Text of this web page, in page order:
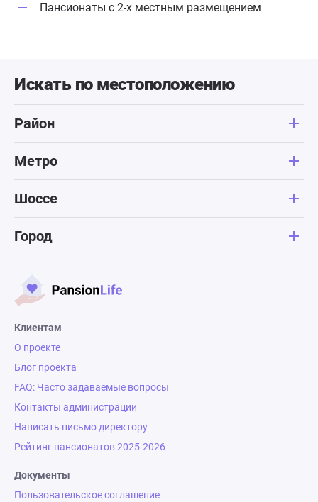
Пансионаты с 2-х местным размещением
Искать по местоположению
Район
Метро
Шоссе
Город
Клиентам
О проекте
Блог проекта
FAQ: Часто задаваемые вопросы
Контакты администрации
Написать письмо директору
Рейтинг пансионатов 2025-2026
Документы
Пользовательское соглашение